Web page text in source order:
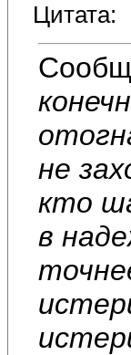
Цитата:
не
кто
в